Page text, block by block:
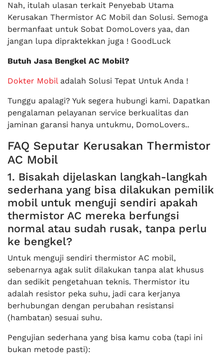
Nah, itulah ulasan terkait Penyebab Utama
Kerusakan Thermistor AC Mobil dan Solusi. Semoga
bermanfaat untuk Sobat DomoLovers yaa, dan
jangan lupa dipraktekkan juga ! GoodLuck
Butuh Jasa Bengkel AC Mobil?
Dokter Mobiladalah Solusi Tepat Untuk Anda !
Tunggu apalagi? Yuk segera hubungi kami. Dapatkan
pengalaman pelayanan service berkualitas dan
jaminan garansi hanya untukmu, DomoLovers..
FAQ Seputar Kerusakan Thermistor
AC Mobil
1. Bisakah dijelaskan langkah-langkah
sederhana yang bisa dilakukan pemilik
mobil untuk menguji sendiri apakah
thermistor AC mereka berfungsi
normal atau sudah rusak, tanpa perlu
ke bengkel?
Untuk menguji sendiri thermistor AC mobil,
sebenarnya agak sulit dilakukan tanpa alat khusus
dan sedikit pengetahuan teknis. Thermistor itu
adalah resistor peka suhu, jadi cara kerjanya
berhubungan dengan perubahan resistansi
(hambatan) sesuai suhu.
Pengujian sederhana yang bisa kamu coba (tapi ini
bukan metode pasti):